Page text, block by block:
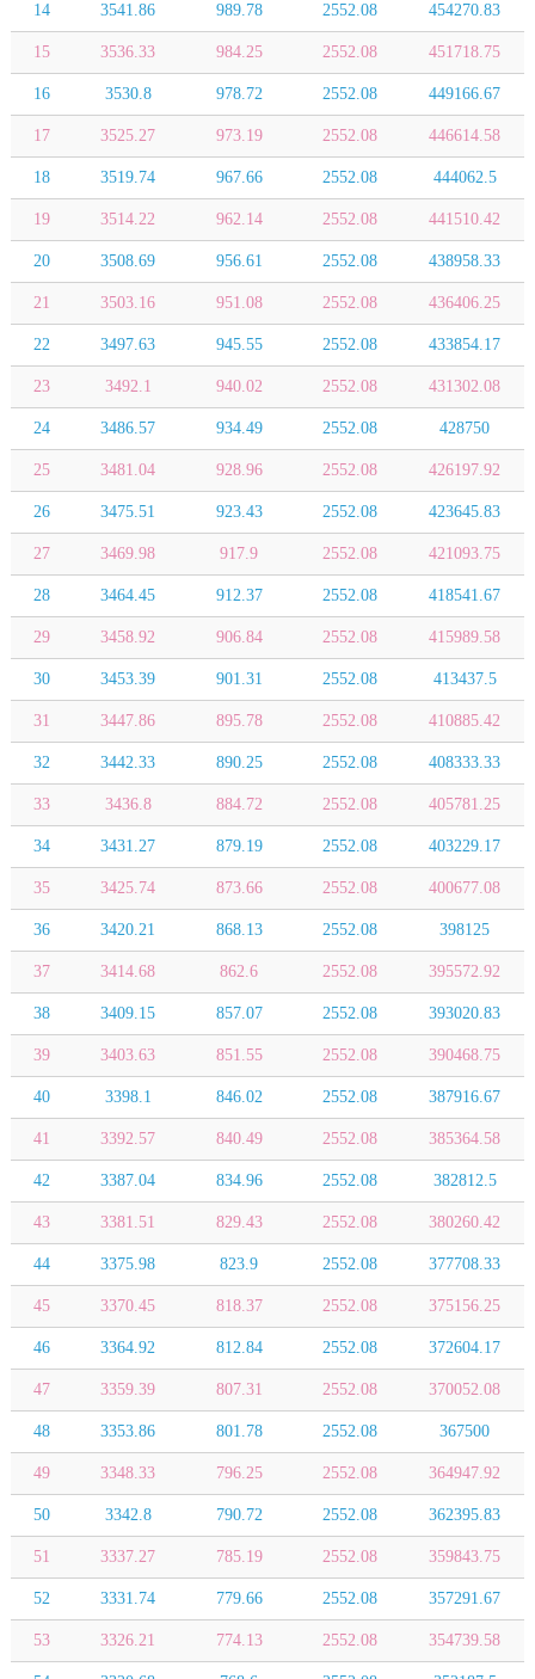
14 3541.86 989.78 2552.08 454270.83
15 3536.33 984.25 2552.08 451718.75
16 3530.8 978.72 2552.08 449166.67
17 3525.27 973.19 2552.08 446614.58
18 3519.74 967.66 2552.08 444062.5
19 3514.22 962.14 2552.08 441510.42
20 3508.69 956.61 2552.08 438958.33
21 3503.16 951.08 2552.08 436406.25
22 3497.63 945.55 2552.08 433854.17
23 3492.1 940.02 2552.08 431302.08
24 3486.57 934.49 2552.08 428750
25 3481.04 928.96 2552.08 426197.92
26 3475.51 923.43 2552.08 423645.83
27 3469.98 917.9 2552.08 421093.75
28 3464.45 912.37 2552.08 418541.67
29 3458.92 906.84 2552.08 415989.58
30 3453.39 901.31 2552.08 413437.5
31 3447.86 895.78 2552.08 410885.42
32 3442.33 890.25 2552.08 408333.33
33 3436.8 884.72 2552.08 405781.25
34 3431.27 879.19 2552.08 403229.17
35 3425.74 873.66 2552.08 400677.08
36 3420.21 868.13 2552.08 398125
37 3414.68 862.6 2552.08 395572.92
38 3409.15 857.07 2552.08 393020.83
39 3403.63 851.55 2552.08 390468.75
40 3398.1 846.02 2552.08 387916.67
41 3392.57 840.49 2552.08 385364.58
42 3387.04 834.96 2552.08 382812.5
43 3381.51 829.43 2552.08 380260.42
44 3375.98 823.9 2552.08 377708.33
45 3370.45 818.37 2552.08 375156.25
46 3364.92 812.84 2552.08 372604.17
47 3359.39 807.31 2552.08 370052.08
48 3353.86 801.78 2552.08 367500
49 3348.33 796.25 2552.08 364947.92
50 3342.8 790.72 2552.08 362395.83
51 3337.27 785.19 2552.08 359843.75
52 3331.74 779.66 2552.08 357291.67
53 3326.21 774.13 2552.08 354739.58